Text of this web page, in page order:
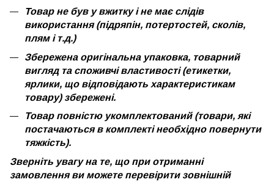
Товар не був у вжитку і не має слідів
використання (підряпін, потертостей, сколів,
плям і т.д.)
Збережена оригінальна упаковка, товарний
вигляд та споживчі властивості (етикетки,
ярлики, що відповідають характеристикам
товару) збережені.
Товар повністю укомплектований (товари, які
постачаються в комплекті необхідно повернути
тяжкість).
Зверніть увагу на те, що при отриманні
замовлення ви можете перевірити зовнішній